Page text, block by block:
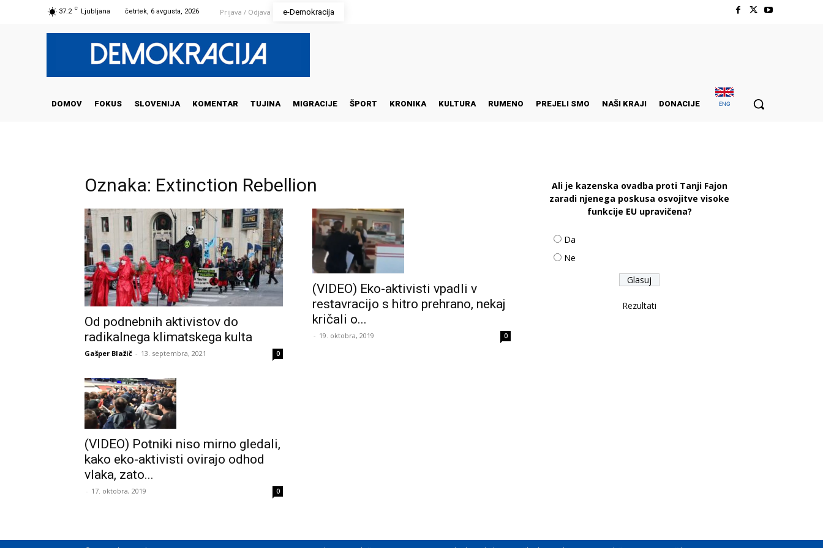
37.2 C Ljubljana četrtek, 6 avgusta, 2026 Prijava / Odjava e-Demokracija
DOMOV FOKUS SLOVENIJA KOMENTAR TUJINA MIGRACIJE ŠPORT KRONIKA KULTURA RUMENO PREJELI SMO NAŠI KRAJI DONACIJE ENG
Oznaka: Extinction Rebellion
Od podnebnih aktivistov do
radikalnega klimatskega kulta
Gašper Blažič - 13. septembra, 2021 0
(VIDEO) Eko-aktivisti vpadli v
restavracijo s hitro prehrano, nekaj
kričali o...
- 19. oktobra, 2019 0
(VIDEO) Potniki niso mirno gledali,
kako eko-aktivisti ovirajo odhod
vlaka, zato...
- 17. oktobra, 2019 0
Ali je kazenska ovadba proti Tanji Fajon
zaradi njenega poskusa osvojitve visoke
funkcije EU upravičena?
Da
Ne
Rezultati